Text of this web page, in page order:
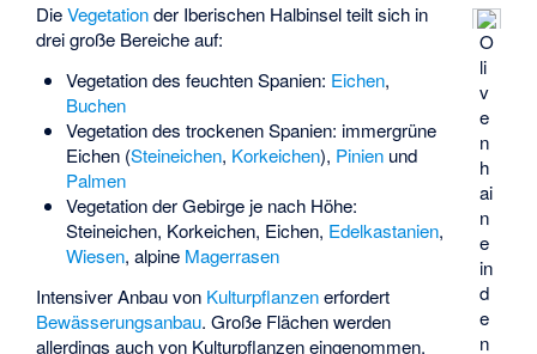
O
li
v
e
n
h
ai
n
e
in
d
e
n
DieVegetationder Iberischen Halbinsel teilt sich in
drei große Bereiche auf:
Vegetation des feuchten Spanien: Eichen,
Buchen
Vegetation des trockenen Spanien: immergrüne
Eichen (Steineichen, Korkeichen), Pinienund
Palmen
Vegetation der Gebirge je nach Höhe:
Steineichen, Korkeichen, Eichen, Edelkastanien,
Wiesen, alpine Magerrasen
Intensiver Anbau von Kulturpflanzenerfordert
Bewässerungsanbau. Große Flächen werden
allerdings auch von Kulturpflanzen eingenommen,